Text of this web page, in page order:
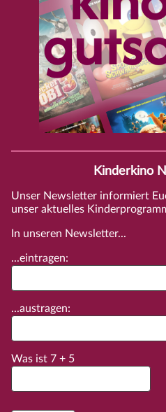
Kinderkino
Unser Newsletter informiert
unser aktuelles
In unseren Newsletter...
...eintragen:
...austragen:
Was ist 7 + 5